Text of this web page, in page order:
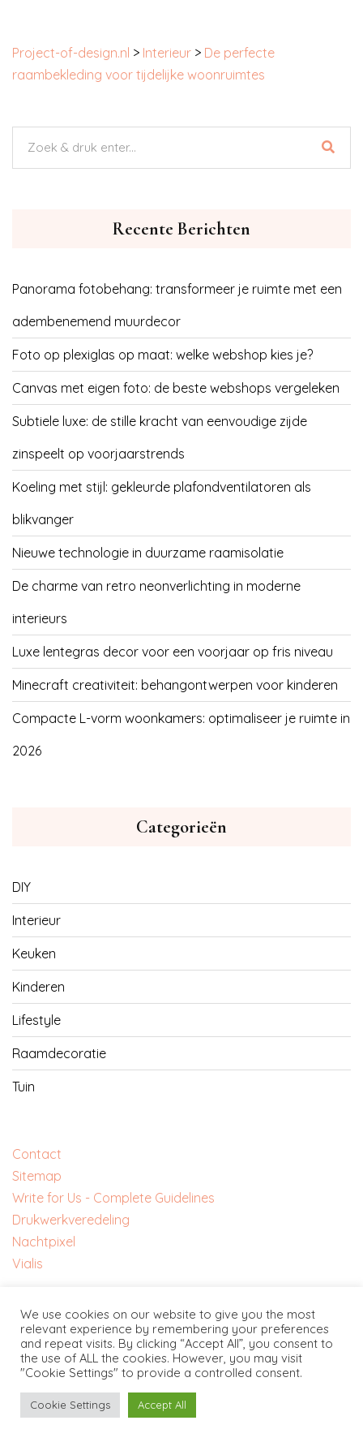
Project-of-design.nl > Interieur > De perfecte
raambekleding voor tijdelijke woonruimtes
Recente Berichten
Panorama fotobehang: transformeer je ruimte met een
adembenemend muurdecor
Foto op plexiglas op maat: welke webshop kies je?
Canvas met eigen foto: de beste webshops vergeleken
Subtiele luxe: de stille kracht van eenvoudige zijde
zinspeelt op voorjaarstrends
Koeling met stijl: gekleurde plafondventilatoren als
blikvanger
Nieuwe technologie in duurzame raamisolatie
De charme van retro neonverlichting in moderne
interieurs
Luxe lentegras decor voor een voorjaar op fris niveau
Minecraft creativiteit: behangontwerpen voor kinderen
Compacte L-vorm woonkamers: optimaliseer je ruimte in
2026
Categorieën
DIY
Interieur
Keuken
Kinderen
Lifestyle
Raamdecoratie
Tuin
Contact
Sitemap
Write for Us - Complete Guidelines
‎Drukwerkveredeling
‎Nachtpixel
‎Vialis
Adverteren Op Deze Website?
Een artikel of link plaatsen? Neem contact op via
napiseo.com.
We use cookies on our website to give you the most
relevant experience by remembering your preferences
and repeat visits. By clicking “Accept All”, you consent to
the use of ALL the cookies. However, you may visit
"Cookie Settings" to provide a controlled consent.
Cookie Settings Accept All